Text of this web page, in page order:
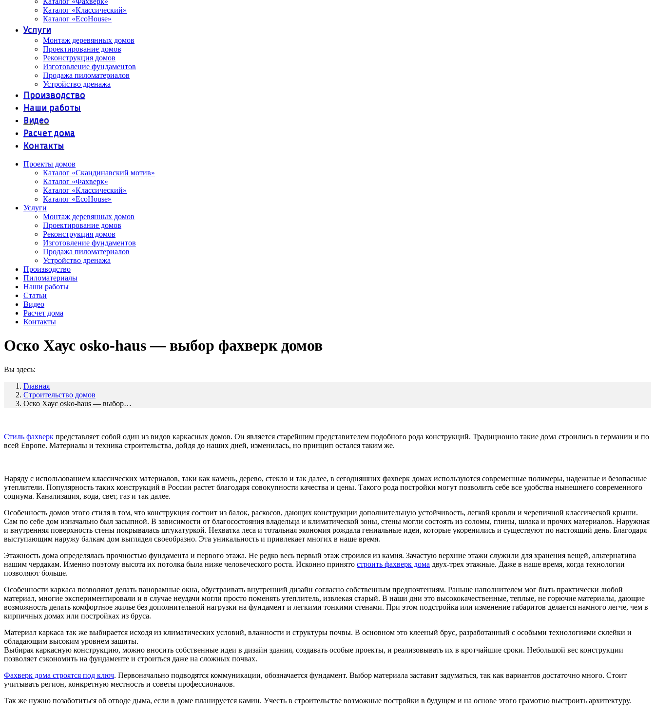
Каталог «Классический»
Каталог «EcoHouse»
Услуги
Монтаж деревянных домов
Проектирование домов
Реконструкция домов
Изготовление фундаментов
Продажа пиломатериалов
Устройство дренажа
Производство
Наши работы
Видео
Расчет дома
Контакты
Проекты домов
Каталог «Скандинавский мотив»
Каталог «Фахверк»
Каталог «Классический»
Каталог «EcoHouse»
Услуги
Монтаж деревянных домов
Проектирование домов
Реконструкция домов
Изготовление фундаментов
Продажа пиломатериалов
Устройство дренажа
Производство
Пиломатериалы
Наши работы
Статьи
Видео
Расчет дома
Контакты
Оско Хаус osko-haus — выбор фахверк домов
Вы здесь:
Главная
Строительство домов
Оско Хаус osko-haus — выбор…
Стиль фахверк представляет собой один из видов каркасных домов. Он является старейшим представителем подобного рода конструкций. Традиционно такие дома строились в германии и по
всей Европе. Материалы и техника строительства, дойдя до наших дней, изменилась, но принцип остался таким же.
Наряду с использованием классических материалов, таки как камень, дерево, стекло и так далее, в сегодняшних фахверк домах используются современные полимеры, надежные и безопасные
утеплители. Популярность таких конструкций в России растет благодаря совокупности качества и цены. Такого рода постройки могут позволить себе все удобства нынешнего современного
социума. Канализация, вода, свет, газ и так далее.
Особенность домов этого стиля в том, что конструкция состоит из балок, раскосов, дающих конструкции дополнительную устойчивость, легкой кровли и черепичной классической крыши.
Сам по себе дом изначально был засыпной. В зависимости от благосостояния владельца и климатической зоны, стены могли состоять из соломы, глины, шлака и прочих материалов. Наружная
и внутренняя поверхность стены покрывалась штукатуркой. Нехватка леса и тотальная экономия рождала гениальные идеи, которые укоренились и существуют по настоящий день. Благодаря
выступающим наружу балкам дом выглядел своеобразно. Эта уникальность и привлекает многих в наше время.
Этажность дома определялась прочностью фундамента и первого этажа. Не редко весь первый этаж строился из камня. Зачастую верхние этажи служили для хранения вещей, альтернатива
нашим чердакам. Именно поэтому высота их потолка была ниже человеческого роста. Исконно принято строить фахверк дома двух-трех этажные. Даже в наше время, когда технологии
позволяют больше.
Особенности каркаса позволяют делать панорамные окна, обустраивать внутренний дизайн согласно собственным предпочтениям. Раньше наполнителем мог быть практически любой
материал, многие экспериментировали и в случае неудачи могли просто поменять утеплитель, извлекая старый. В наши дни это высококачественные, теплые, не горючие материалы, дающие
возможность делать комфортное жилье без дополнительной нагрузки на фундамент и легкими тонкими стенами. При этом подстройка или изменение габаритов делается намного легче, чем в
кирпичных домах или постройках из бруса.
Материал каркаса так же выбирается исходя из климатических условий, влажности и структуры почвы. В основном это клееный брус, разработанный с особыми технологиями склейки и
обладающим высоким уровнем защиты.
Выбирая каркасную конструкцию, можно вносить собственные идеи в дизайн здания, создавать особые проекты, и реализовывать их в кротчайшие сроки. Небольшой вес конструкции
позволяет сэкономить на фундаменте и строиться даже на сложных почвах.
Фахверк дома строятся под ключ. Первоначально подводятся коммуникации, обозначается фундамент. Выбор материала заставит задуматься, так как вариантов достаточно много. Стоит
учитывать регион, конкретную местность и советы профессионалов.
Так же нужно позаботиться об отводе дыма, если в доме планируется камин. Учесть в строительстве возможные постройки в будущем и на основе этого грамотно выстроить архитектуру.